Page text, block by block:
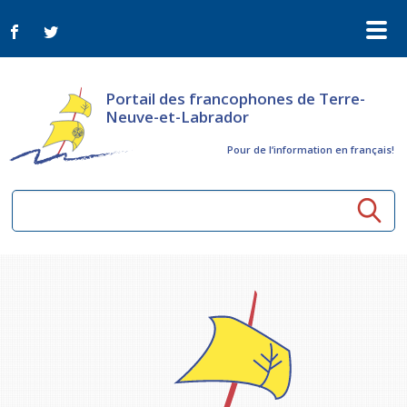
Portail des francophones de Terre-
Neuve-et-Labrador
Pour de l‘information en français!
Appels d'offres du secteur culturel
Plan de Développement Global
Bulletin Le FrancoTNL